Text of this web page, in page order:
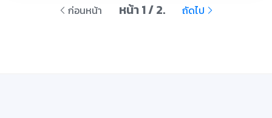
ก่อนหน้า หน้า 1 / 2. ถัดไป